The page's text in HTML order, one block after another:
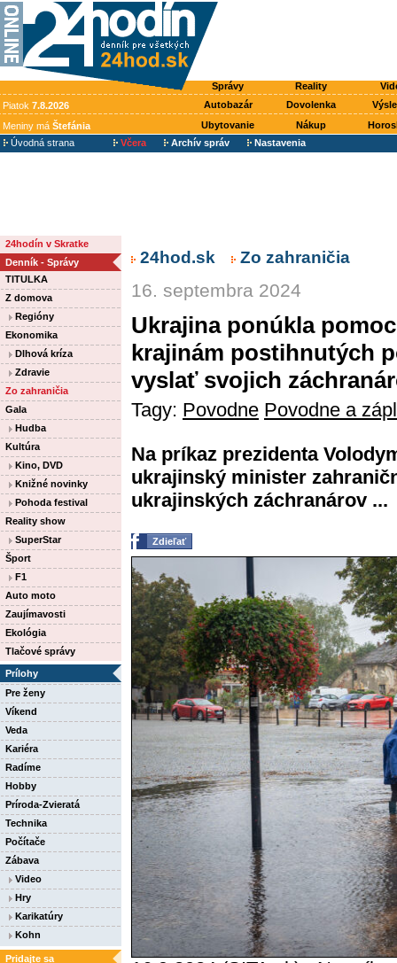
Správy Reality
Piatok 7.8.2026 Autobazár Dovolenka
Meniny má Štefánia Ubytovanie Nákup
Úvodná strana
Včera Archív správ Nastavenia
24hodín v Skratke
Denník - Správy
TITULKA
Z domova
Regióny
Ekonomika
Dlhová kríza
Zdravie
Zo zahraničia
Gala
Hudba
Kultúra
Kino, DVD
Knižné novinky
Pohoda festival
Reality show
SuperStar
Šport
F1
Auto moto
Zaujímavosti
Ekológia
Tlačové správy
Prílohy
Pre ženy
Víkend
Veda
Kariéra
Radíme
Hobby
Príroda-Zvieratá
Technika
Počítače
Zábava
Video
Hry
Karikatúry
Kohn
Pridajte sa
24hod.sk Zo zahraničia
16. septembra 2024
Ukrajina ponúkla
krajinám postihnutých
vyslať svojich
Tagy: Povodne Povodne a
Na príkaz prezidenta
ukrajinský minister
ukrajinských záchranárov ...
Zdieľať